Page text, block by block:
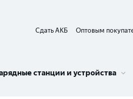
Сдать АКБ Оптовым
станции и устройства